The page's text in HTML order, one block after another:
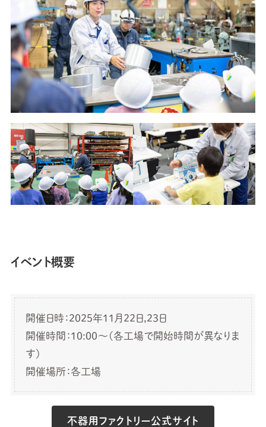
イベント概要
開催日時：2025年11月22日,23日
開催時間：10:00〜(各工場で開始時間が異なりま
す)
開催場所：各工場
不器用ファクトリー公式サイト